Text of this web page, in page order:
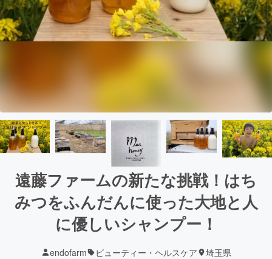
遠藤ファームの新たな挑戦！はち
みつをふんだんに使った大地と人
に優しいシャンプー！
endofarm ビューティー・ヘルスケア 埼玉県